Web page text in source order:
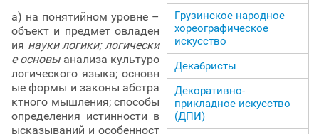
а) на понятийном уровне –
объект и предмет овладен
ия науки логики; логически
е основыанализа культуро
логического языка; основн
ые формы и законы абстра
ктного мышления; способы
определения истинности в
ысказываний и особенност
Грузинское народное
хореографическое
искусство
Декабристы
Декоративно-
прикладное искусство
(ДПИ)